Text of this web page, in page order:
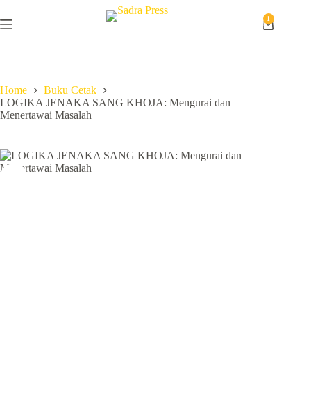
1
Home
Buku Cetak
LOGIKA JENAKA SANG KHOJA: Mengurai dan
Menertawai Masalah